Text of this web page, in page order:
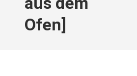
Ofen]